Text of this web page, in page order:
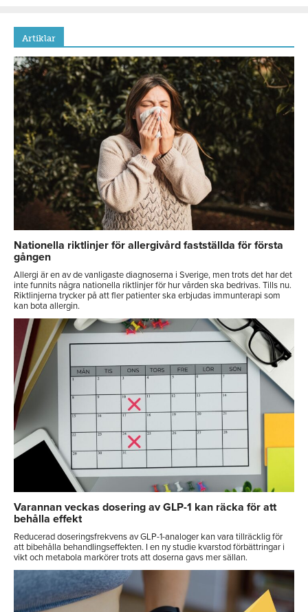
Artiklar
Nationella riktlinjer för allergivård fastställda för första
gången
Allergi är en av de vanligaste diagnoserna i Sverige, men trots det har det
inte funnits några nationella riktlinjer för hur vården ska bedrivas. Tills nu.
Riktlinjerna trycker på att fler patienter ska erbjudas immunterapi som
kan bota allergin.
Varannan veckas dosering av GLP-1 kan räcka för att
behålla effekt
Reducerad doseringsfrekvens av GLP-1-analoger kan vara tillräcklig för
att bibehålla behandlingseffekten. I en ny studie kvarstod förbättringar i
vikt och metabola markörer trots att doserna gavs mer sällan.